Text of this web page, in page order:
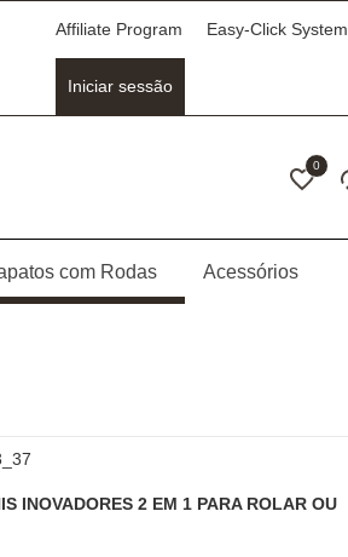
Affiliate Program Easy-Click System
Iniciar sessão
0
com Rodas Acessórios
INOVADORES 2 EM 1 PARA ROLAR OU